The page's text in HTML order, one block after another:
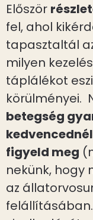
Először
fel, ahol
tapasztaltál
milyen
táplálékot
körülményei.
betegség
figyeld meg
nekünk, hogy
az